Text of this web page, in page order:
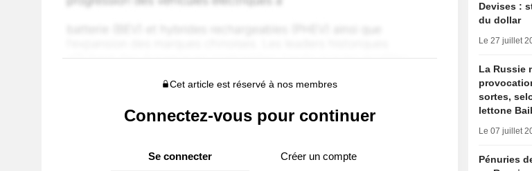
Cet article est réservé à nos membres
Connectez-vous pour continuer
Se connecter Créer un compte
Devises :
du dollar
Le 27 juillet
La Russie
sortes,
lettone
Le 07 juillet
Pénuries